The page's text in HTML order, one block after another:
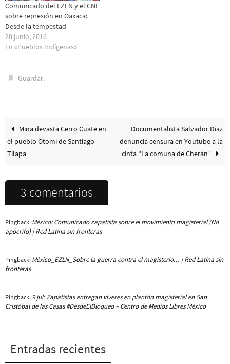
Comunicado del EZLN y el CNI
sobre represión en Oaxaca:
Desde la tempestad
20 junio, 2016
En «Pueblos Indí­genas»
Guardar.
Mina devasta Cerro Cuate en
el pueblo Otomí de Santiago
Tilapa
Documentalista Salvador Díaz
denuncia censura en Youtube a la
cinta “La comuna de Cherán”
3 comentarios
Pingback: México: Comunicado zapatista sobre el movimiento magisterial (No
apócrifo) | Red Latina sin fronteras
Pingback: México_EZLN_Sobre la guerra contra el magisterio… | Red Latina sin
fronteras
Pingback: 9 jul: Zapatistas entregan víveres en plantón magisterial en San
Cristóbal de las Casas #DesdeElBloqueo – Centro de Medios Libres México
Entradas recientes